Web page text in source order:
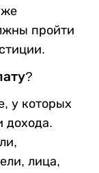
пройти
у которых
дохода.
лица,